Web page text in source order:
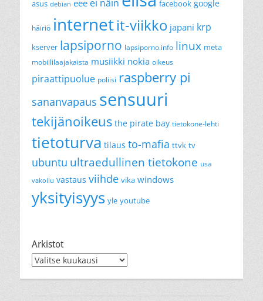
asus debian eee ei näin facebook google
häiriö internetit-viikko japani krp
kserver lapsiporno lapsiporno.info linux meta
mobiililaajakaista musiikki nokia oikeus
piraattipuolue poliisi raspberry pi
sananvapaus sensuuri
tekijänoikeus the pirate bay tietokone-lehti
tietoturva tilaus to-mafia ttvk tv
ubuntu ultraedullinen tietokone usa
vakoilu vastaus viihde vika windows
yksityisyys yle youtube
Arkistot
Arkistot